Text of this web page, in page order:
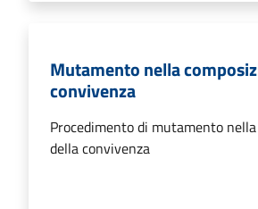
Mutamento nella
convivenza
Procedimento di mutamento
della convivenza